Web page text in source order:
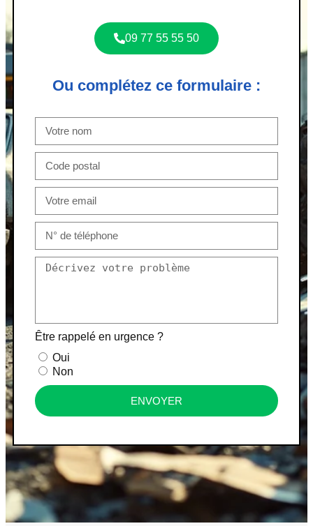
09 77 55 55 50
Ou complétez ce formulaire :
Être rappelé en urgence ?
Oui
Non
ENVOYER